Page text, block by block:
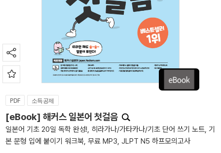
PDF 소득공제
[eBook] 해커스 일본어 첫걸음
일본어 기초 20일 독학 완성!, 히라가나/가타카나/기초 단어 쓰기 노트, 기
본 문형 입에 붙이기 워크북, 무료 MP3, JLPT N5 하프모의고사